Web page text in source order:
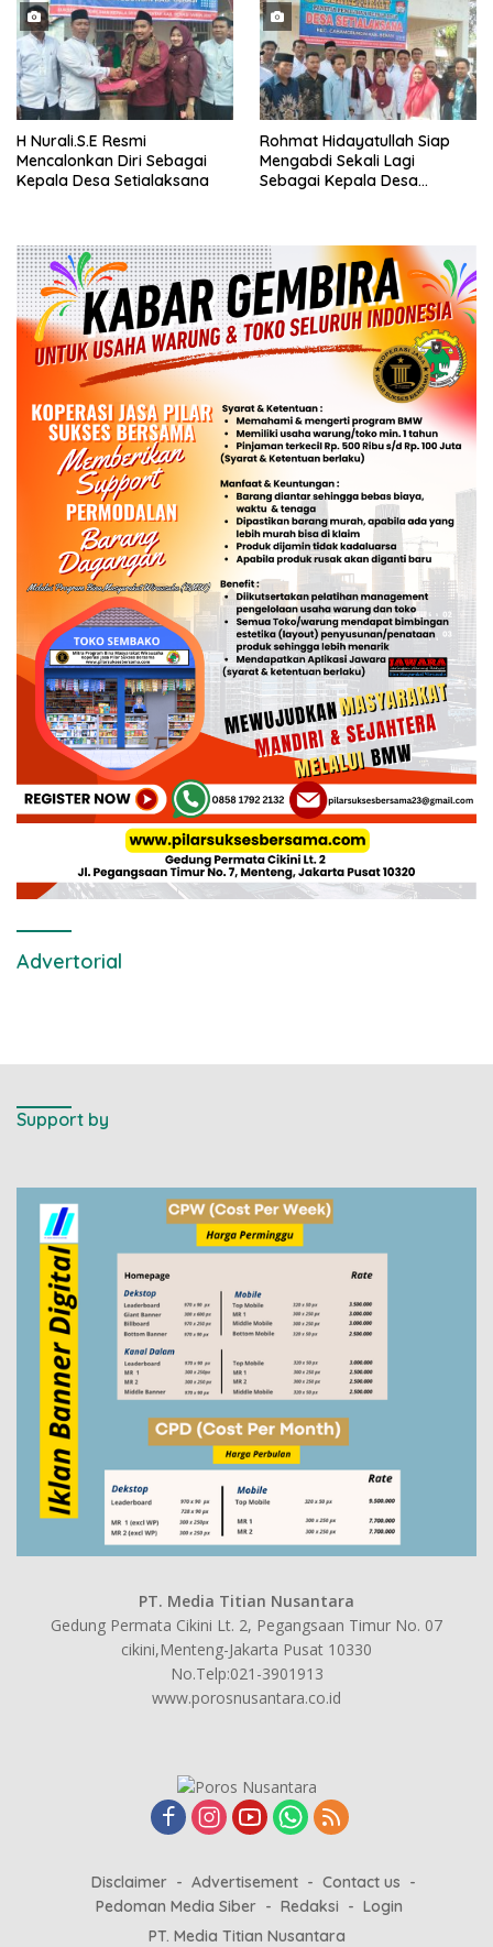
Air Laut di Laut yang Bersih
pendukungnya
H Nurali.S.E Resmi
Mencalonkan Diri Sebagai
Kepala Desa Setialaksana
Rohmat Hidayatullah Siap
Mengabdi Sekali Lagi
Sebagai Kepala Desa
Advertorial
Support by
PT. Media Titian Nusantara
Gedung Permata Cikini Lt. 2, Pegangsaan Timur No. 07
cikini,Menteng-Jakarta Pusat 10330
No.Telp:021-3901913
www.porosnusantara.co.id
Disclaimer Advertisement
Contact us
Pedoman Media Siber
Redaksi
Login
PT. Media Titian Nusantara